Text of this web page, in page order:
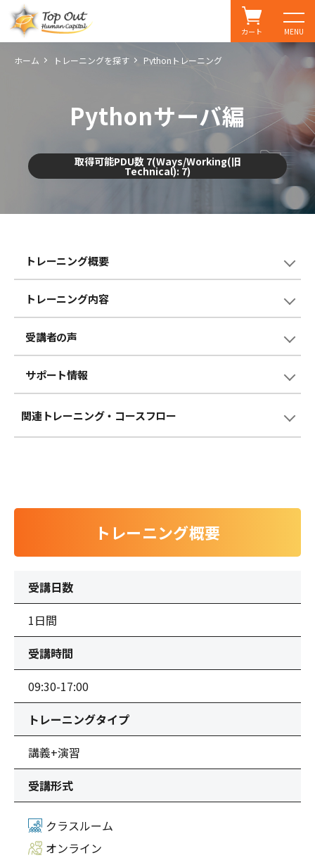
MENU
カート
ホーム トレーニングを探す Pythonトレーニング
Pythonサーバ編
取得可能PDU数 7(Ways/Working(旧
Technical): 7)
トレーニング概要
トレーニング内容
受講者の声
サポート情報
関連トレーニング・コースフロー
トレーニング概要
受講日数
1日間
受講時間
09:30-17:00
トレーニングタイプ
講義+演習
受講形式
クラスルーム
オンライン